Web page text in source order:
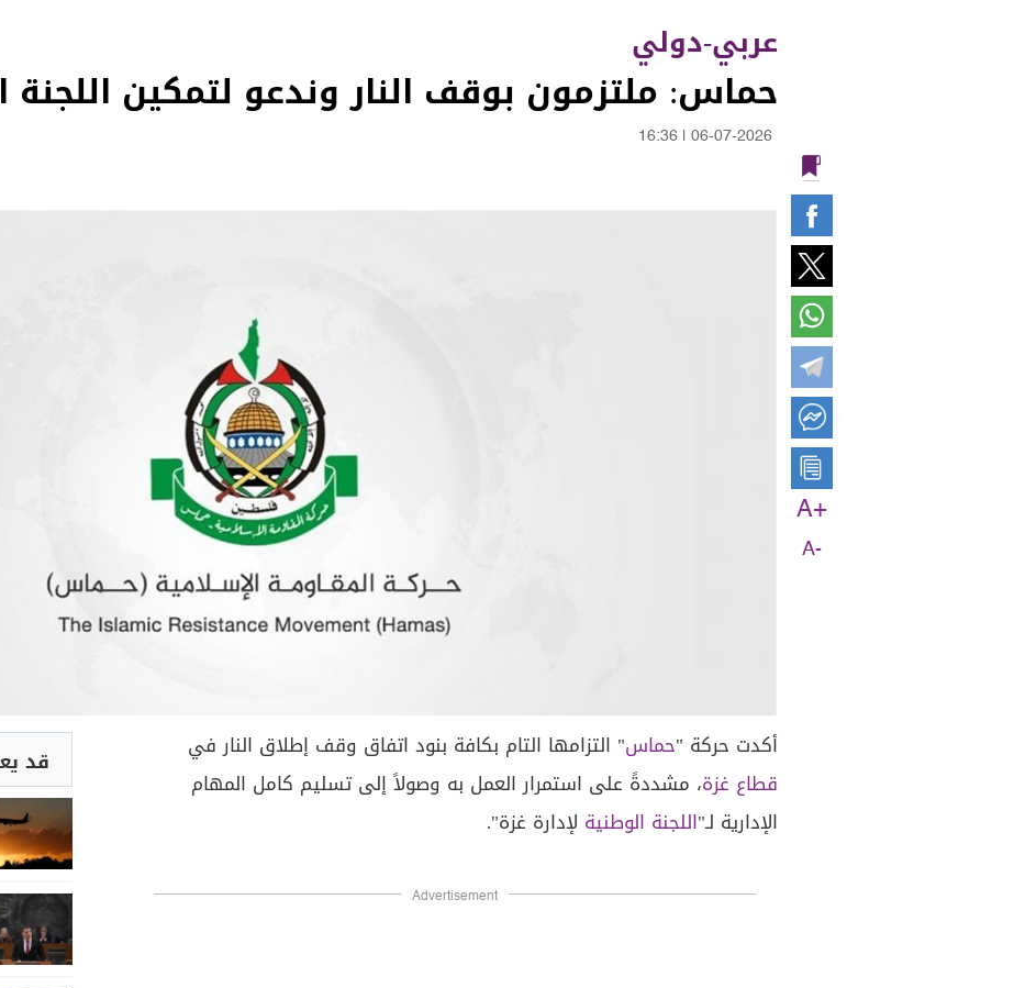
عربي-دولي
حماس: ملتزمون بوقف النار وندعو لتمكين
06-07-2026
16:36
A+
A-
أكدت حركة "حماس" التزامها التام بكافة بنود اتفاق وقف إطلاق النار في
قطاع غزة، مشددةً على استمرار العمل به وصولاً إلى تسليم كامل المهام
الإدارية لـ"اللجنة الوطنية لإدارة غزة".
Advertisement
قد